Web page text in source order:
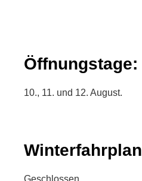
Öffnungstage:
10., 11. und 12. August.
Winterfahrplan
Geschlossen.